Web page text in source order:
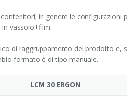
in genere le configurazioni
vassoio+film.
di raggruppamento del prodotto e,
formato è di tipo manuale.
LCM 30 ERGON